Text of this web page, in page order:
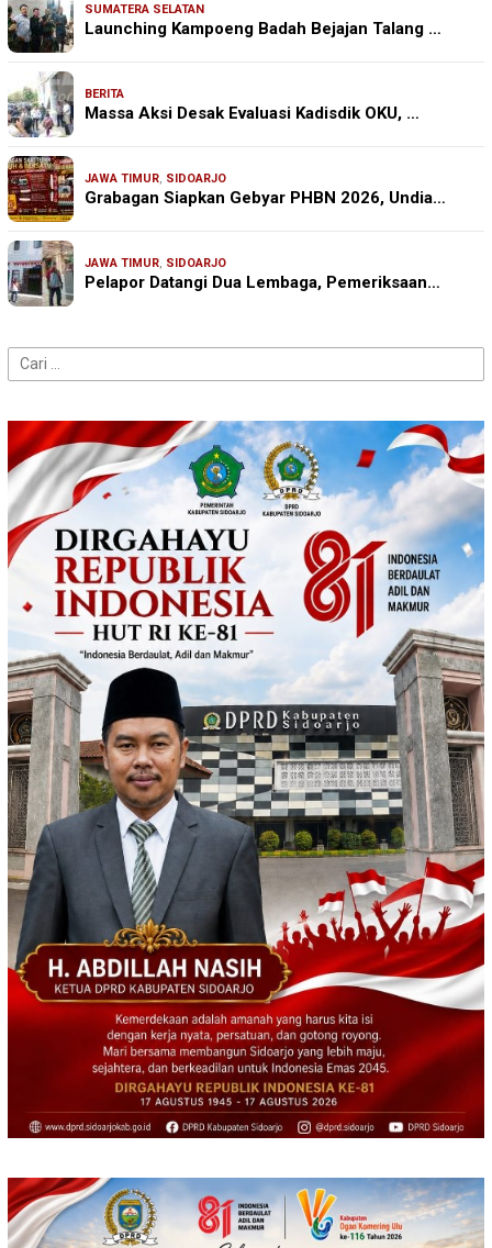
SUMATERA SELATAN
Launching Kampoeng Badah Bejajan Talang …
BERITA
Massa Aksi Desak Evaluasi Kadisdik OKU, …
JAWA TIMUR, SIDOARJO
Grabagan Siapkan Gebyar PHBN 2026, Undia…
JAWA TIMUR, SIDOARJO
Pelapor Datangi Dua Lembaga, Pemeriksaan…
Cari
untuk: